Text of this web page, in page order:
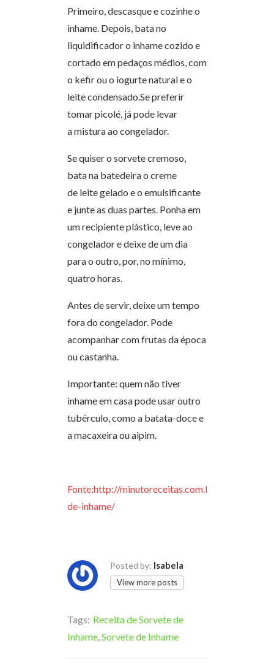
Primeiro, descasque e cozinhe o
inhame. Depois, bata no
liquidificador o inhame cozido e
cortado em pedaços médios, com
o kefir ou o iogurte natural e o
leite condensado.Se preferir
tomar picolé, já pode levar
a mistura ao congelador.
Se quiser o sorvete cremoso,
bata na batedeira o creme
de leite gelado e o emulsificante
e junte as duas partes. Ponha em
um recipiente plástico, leve ao
congelador e deixe de um dia
para o outro, por, no mínimo,
quatro horas.
Antes de servir, deixe um tempo
fora do congelador. Pode
acompanhar com frutas da época
ou castanha.
Importante: quem não tiver
inhame em casa pode usar outro
tubérculo, como a batata-doce e
a macaxeira ou aipim.
Fonte:http://minutoreceitas.com.br/sorvete-
de-inhame/
Posted by: Isabela
View more posts
Tags: Receita de Sorvete de
Inhame,Sorvete de Inhame